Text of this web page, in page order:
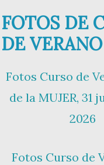
FOTOS DE
DE VERANO
Fotos Curso de
de la MUJER, 31
2026
Fotos Curso de